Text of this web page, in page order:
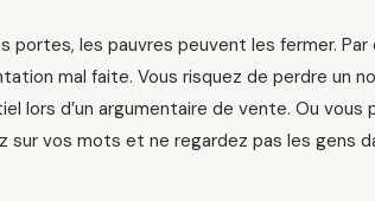
les pauvres peuvent les fermer.
mal faite. Vous risquez de perdre un
lors d’un argumentaire de vente. Ou vous
vos mots et ne regardez pas les gens